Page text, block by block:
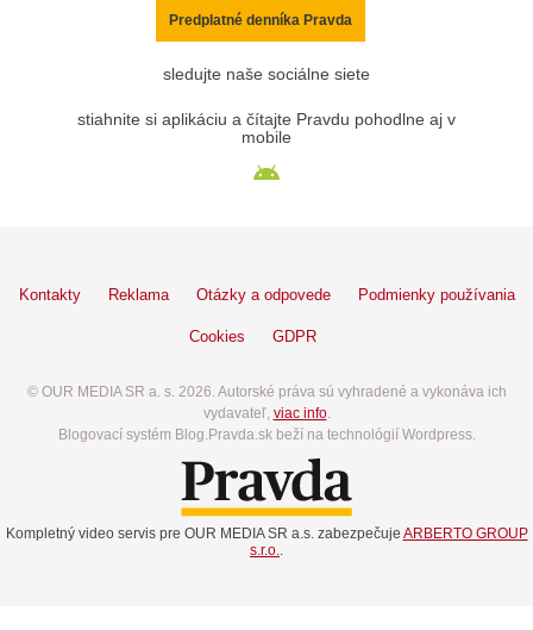
Predplatné denníka Pravda
sledujte naše sociálne siete
stiahnite si aplikáciu a čítajte Pravdu pohodlne aj v
mobile
Kontakty Reklama Otázky a odpovede Podmienky používania
Cookies GDPR
© OUR MEDIA SR a. s. 2026. Autorské práva sú vyhradené a vykonáva ich
vydavateľ, viac info.
Blogovací systém Blog.Pravda.sk beží na technológií Wordpress.
Kompletný video servis pre OUR MEDIA SR a.s. zabezpečuje ARBERTO GROUP
s.r.o..